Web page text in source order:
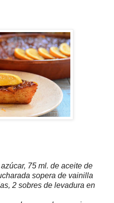
75 ml. de aceite de
sopera de vainilla
2 sobres de levadura en